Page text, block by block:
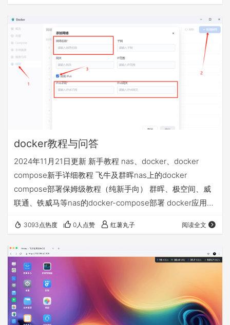
docker教程与问答
2024年11月21日更新 新手教程 nas、docker、docker
compose新手详细教程 飞牛及群晖nas上的docker
compose部署保姆级教程（纯新手向） 群晖、极空间、威
联通、铁威马等nas的docker-compose部署 docker应用
docker拉取不了 配置使用镜像源 不定期更新的docker镜像
异地访问的4种方案，哪个适合我 飞牛nas的4种远程访问
方…
3093点热度 0人点赞 红薯丸子 阅读全文